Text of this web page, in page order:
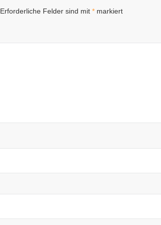
Erforderliche Felder sind mit * markiert